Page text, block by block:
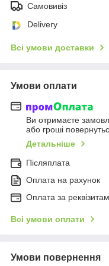
Самовивіз
Delivery
Всі умови доставки
Умови оплати
Ви отримаєте
або гроші
Детальніше
Післяплата
Оплата на рахунок
Оплата за
Всі умови оплати
Умови повернення